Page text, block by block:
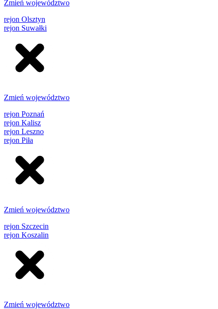
Zmień województwo
rejon Olsztyn
rejon Suwałki
Zmień województwo
rejon Poznań
rejon Kalisz
rejon Leszno
rejon Piła
Zmień województwo
rejon Szczecin
rejon Koszalin
Zmień województwo